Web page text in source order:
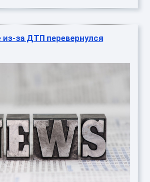
из-за ДТП перевернулся